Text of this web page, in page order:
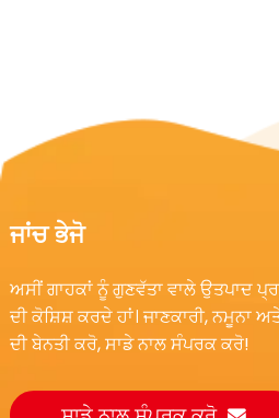
ਜਾਂਚ ਭੇਜੋ
ਅਸੀਂ ਗਾਹਕਾਂ ਨੂੰ ਗੁਣਵੱਤਾ ਵਾਲੇ ਉਤਪਾਦ
ਦੀ ਕੋਸ਼ਿਸ਼ ਕਰਦੇ ਹਾਂ। ਜਾਣਕਾਰੀ, ਨਮੂਨਾ
ਦੀ ਬੇਨਤੀ ਕਰੋ, ਸਾਡੇ ਨਾਲ ਸੰਪਰਕ ਕਰੋ!